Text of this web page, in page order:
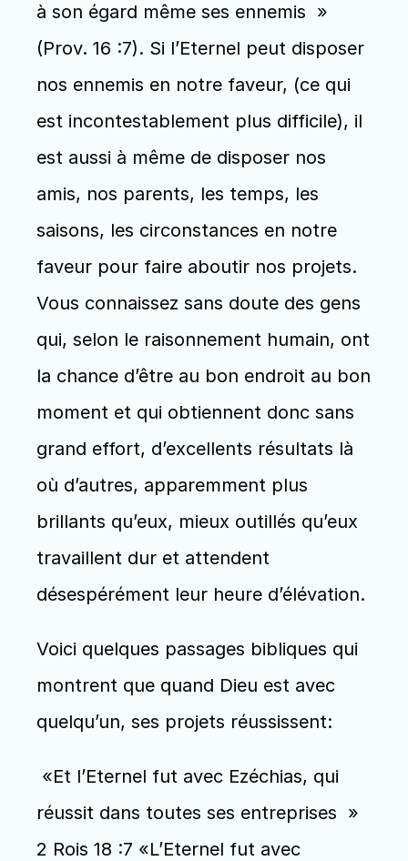
à son égard même ses ennemis  »
(Prov. 16 :7). Si l’Eternel peut disposer
nos ennemis en notre faveur, (ce qui
est incontestablement plus difficile), il
est aussi à même de disposer nos
amis, nos parents, les temps, les
saisons, les circonstances en notre
faveur pour faire aboutir nos projets.
Vous connaissez sans doute des gens
qui, selon le raisonnement humain, ont
la chance d’être au bon endroit au bon
moment et qui obtiennent donc sans
grand effort, d’excellents résultats là
où d’autres, apparemment plus
brillants qu’eux, mieux outillés qu’eux
travaillent dur et attendent
désespérément leur heure d’élévation.
Voici quelques passages bibliques qui
montrent que quand Dieu est avec
quelqu’un, ses projets réussissent:
réussit dans toutes ses entreprises  »
2 Rois 18 :7 «L’Eternel fut avec